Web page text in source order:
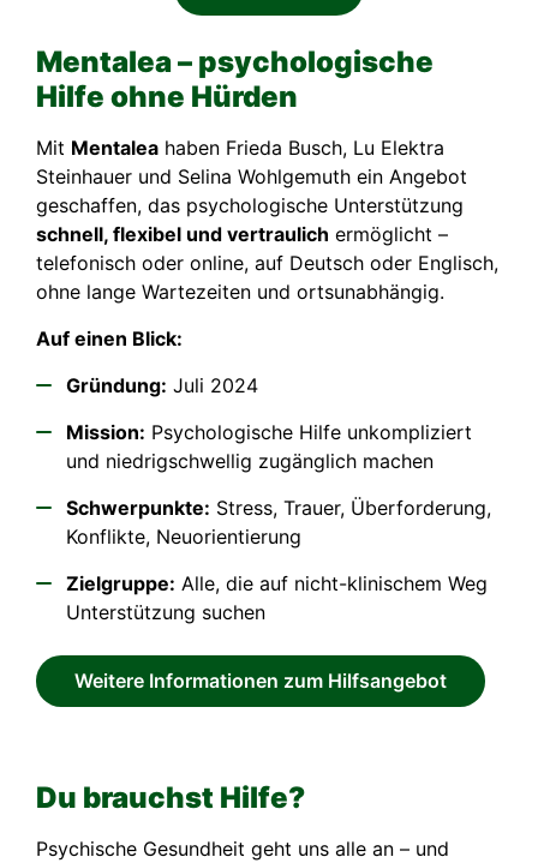
Mentalea – psychologische
Hilfe ohne Hürden
Mit Mentalea haben Frieda Busch, Lu Elektra
Steinhauer und Selina Wohlgemuth ein Angebot
geschaffen, das psychologische Unterstützung
schnell, flexibel und vertraulich ermöglicht –
telefonisch oder online, auf Deutsch oder Englisch,
ohne lange Wartezeiten und ortsunabhängig.
Auf einen Blick:
Gründung: Juli 2024
Mission: Psychologische Hilfe unkompliziert
und niedrigschwellig zugänglich machen
Schwerpunkte: Stress, Trauer, Überforderung,
Konflikte, Neuorientierung
Zielgruppe: Alle, die auf nicht-klinischem Weg
Unterstützung suchen
Weitere Informationen zum Hilfsangebot
Du brauchst Hilfe?
Psychische Gesundheit geht uns alle an – und